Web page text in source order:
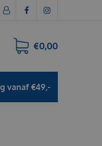
€0,00
vanaf €49,-